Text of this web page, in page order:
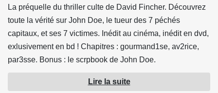
La préquelle du thriller culte de David Fincher. Découvrez
toute la vérité sur John Doe, le tueur des 7 péchés
capitaux, et ses 7 victimes. Inédit au cinéma, inédit en dvd,
exlusivement en bd ! Chapitres : gourmand1se, av2rice,
par3sse. Bonus : le scrpbook de John Doe.
Lire la suite